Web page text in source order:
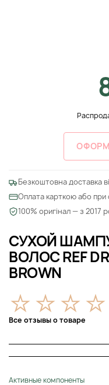
СУХОЙ
ВОЛОС REF
BROWN
Все отзывы о товаре
Активные компоненты
Безкоштовна доставка
Оплата карткою або при
100% оригінал — з 2017